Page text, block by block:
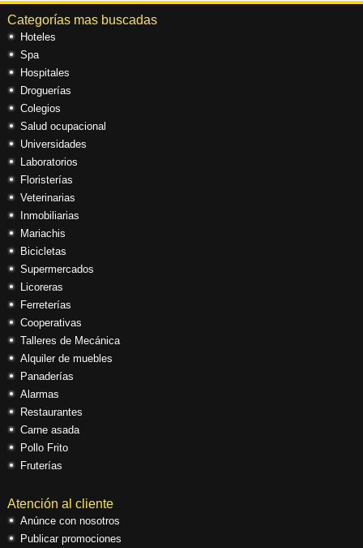
Categorías mas buscadas
Hoteles
Spa
Hospitales
Droguerías
Colegios
Salud ocupacional
Universidades
Laboratorios
Floristerías
Veterinarias
Inmobiliarias
Mariachis
Bicicletas
Supermercados
Licoreras
Ferreterías
Cooperativas
Talleres de Mecánica
Alquiler de muebles
Panaderías
Alarmas
Restaurantes
Carne asada
Pollo Frito
Fruterías
Atención al cliente
Anúnce con nosotros
Publicar promociones